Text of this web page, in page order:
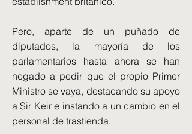
Pero, aparte de un puñado de
diputados, la mayoría de los
parlamentarios hasta ahora se han
negado a pedir que el propio Primer
Ministro se vaya, destacando su apoyo
a Sir Keir e instando a un cambio en el
personal de trastienda.